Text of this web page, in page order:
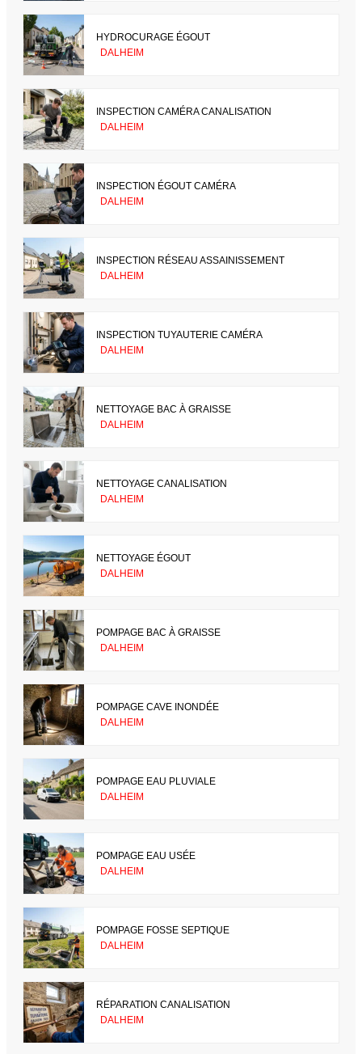
HYDROCURAGE ÉGOUT
DALHEIM
INSPECTION CAMÉRA CANALISATION
DALHEIM
INSPECTION ÉGOUT CAMÉRA
DALHEIM
INSPECTION RÉSEAU ASSAINISSEMENT
DALHEIM
INSPECTION TUYAUTERIE CAMÉRA
DALHEIM
NETTOYAGE BAC À GRAISSE
DALHEIM
NETTOYAGE CANALISATION
DALHEIM
NETTOYAGE ÉGOUT
DALHEIM
POMPAGE BAC À GRAISSE
DALHEIM
POMPAGE CAVE INONDÉE
DALHEIM
POMPAGE EAU PLUVIALE
DALHEIM
POMPAGE EAU USÉE
DALHEIM
POMPAGE FOSSE SEPTIQUE
DALHEIM
RÉPARATION CANALISATION
DALHEIM